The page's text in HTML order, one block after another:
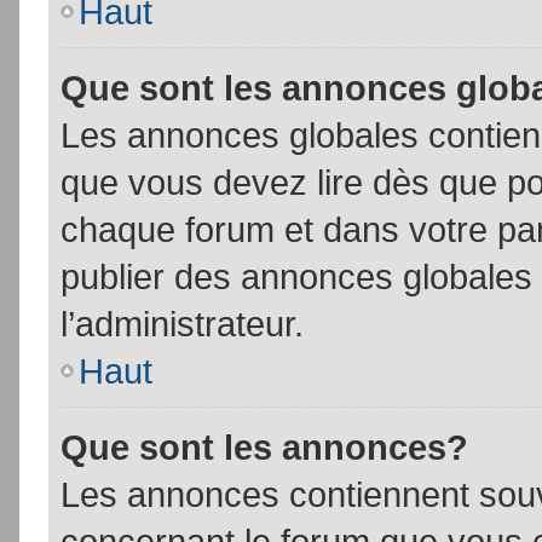
Haut
Que sont les annonces
Les annonces globales
que vous devez lire dès que
chaque forum et dans votre
publier des annonces
l’administrateur.
Haut
Que sont les annonces?
Les annonces contiennent